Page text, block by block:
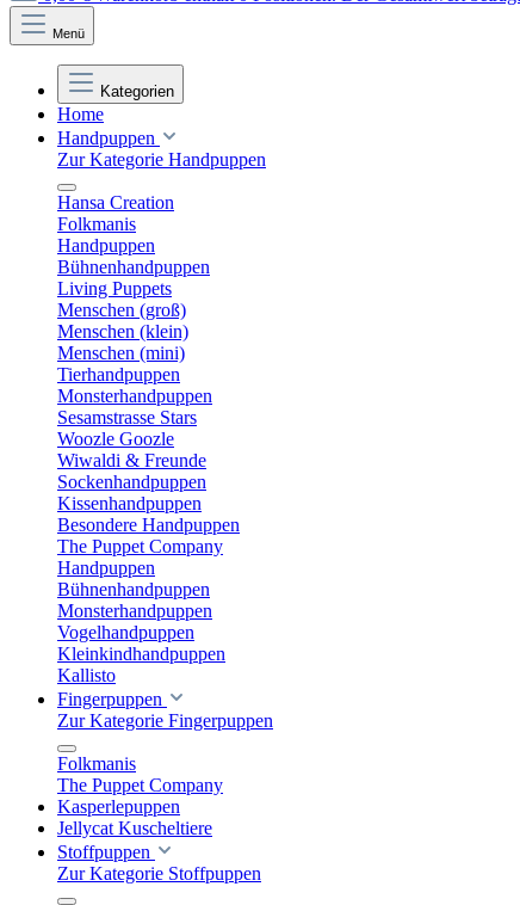
Menü
Kategorien
Home
Handpuppen
Zur Kategorie Handpuppen
Hansa Creation
Folkmanis
Handpuppen
Bühnenhandpuppen
Living Puppets
Menschen (groß)
Menschen (klein)
Menschen (mini)
Tierhandpuppen
Monsterhandpuppen
Sesamstrasse Stars
Woozle Goozle
Wiwaldi & Freunde
Sockenhandpuppen
Kissenhandpuppen
Besondere Handpuppen
The Puppet Company
Handpuppen
Bühnenhandpuppen
Monsterhandpuppen
Vogelhandpuppen
Kleinkindhandpuppen
Kallisto
Fingerpuppen
Zur Kategorie Fingerpuppen
Folkmanis
The Puppet Company
Kasperlepuppen
Jellycat Kuscheltiere
Stoffpuppen
Zur Kategorie Stoffpuppen